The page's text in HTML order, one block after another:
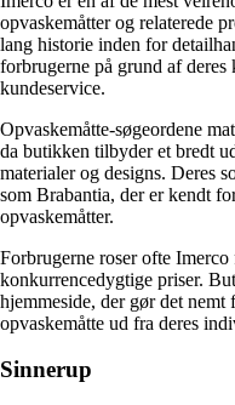
opvaskemåtter og relaterede
lang historie inden for
forbrugerne på grund af
kundeservice.
Opvaskemåtte-søgeordene
da butikken tilbyder et bredt
materialer og designs. Deres
som Brabantia, der er kendt
opvaskemåtter.
Forbrugerne roser ofte
konkurrencedygtige priser.
hjemmeside, der gør det
opvaskemåtte ud fra deres
Sinnerup